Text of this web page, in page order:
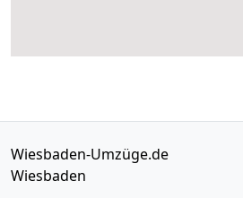
Wiesbaden-Umzüge.de
Wiesbaden